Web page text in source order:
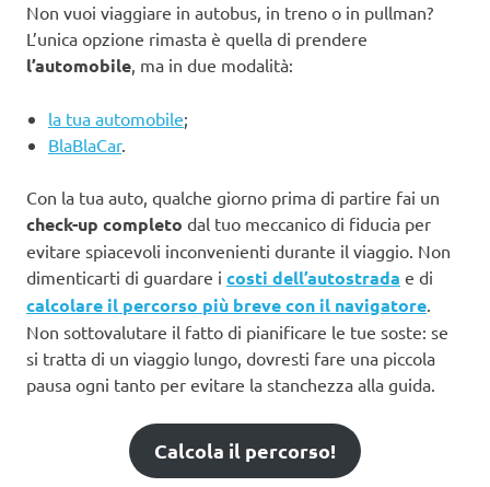
Non vuoi viaggiare in autobus, in treno o in pullman?
L’unica opzione rimasta è quella di prendere
l’automobile, ma in due modalità:
la tua automobile;
BlaBlaCar.
Con la tua auto, qualche giorno prima di partire fai un
check-up completo dal tuo meccanico di fiducia per
evitare spiacevoli inconvenienti durante il viaggio. Non
dimenticarti di guardare i costi dell’autostrada e di
calcolare il percorso più breve con il navigatore.
Non sottovalutare il fatto di pianificare le tue soste: se
si tratta di un viaggio lungo, dovresti fare una piccola
pausa ogni tanto per evitare la stanchezza alla guida.
Calcola il percorso!